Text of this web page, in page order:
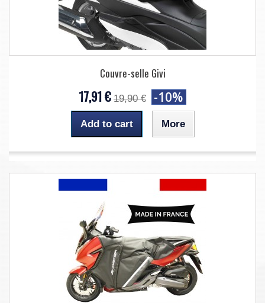
Couvre-selle Givi
17,91 € 19,90 € -10%
Add to cart More